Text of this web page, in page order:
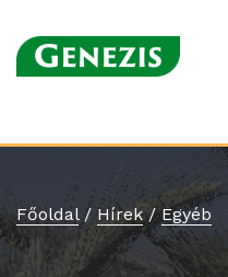
Főoldal/ Hírek/Egyéb